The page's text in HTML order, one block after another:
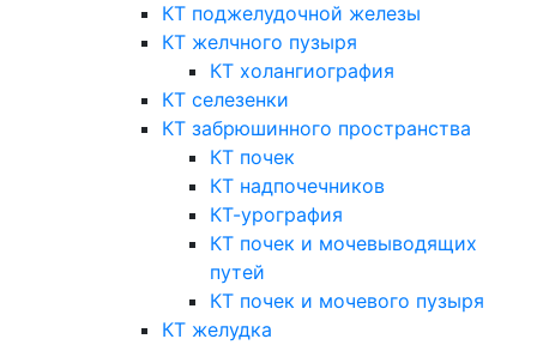
КТ поджелудочной железы
КТ желчного пузыря
КТ холангиография
КТ селезенки
КТ забрюшинного пространства
КТ почек
КТ надпочечников
КТ-урография
КТ почек и мочевыводящих
путей
КТ почек и мочевого пузыря
КТ желудка